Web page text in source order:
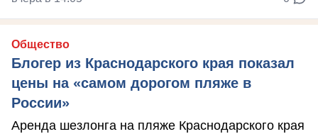
Общество
Блогер из Краснодарского края показал
цены на «самом дорогом пляже в
России»
Аренда шезлонга на пляже Краснодарского края